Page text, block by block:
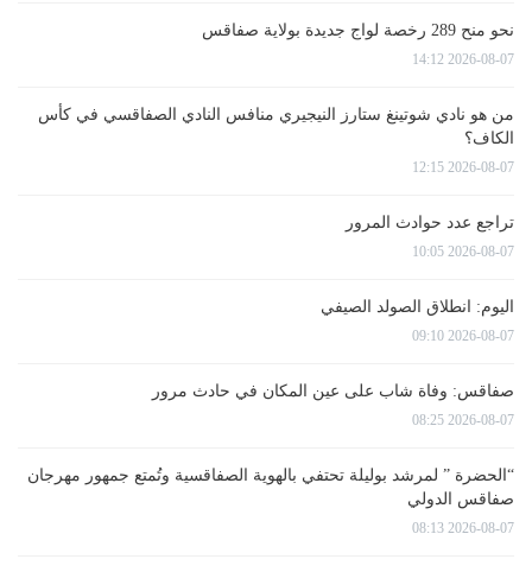
نحو منح 289 رخصة لواج جديدة بولاية صفاقس
2026-08-07 14:12
من هو نادي شوتينغ ستارز النيجيري منافس النادي الصفاقسي في كأس
الكاف؟
2026-08-07 12:15
تراجع عدد حوادث المرور
2026-08-07 10:05
اليوم: انطلاق الصولد الصيفي
2026-08-07 09:10
صفاقس: وفاة شاب على عين المكان في حادث مرور
2026-08-07 08:25
“الحضرة ” لمرشد بوليلة تحتفي بالهوية الصفاقسية وتُمتع جمهور مهرجان
صفاقس الدولي
2026-08-07 08:13